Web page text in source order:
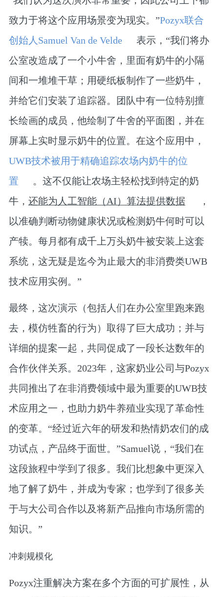
致力于将这个应用场景变为现实。”Pozyx联合
创始人Samuel Van de Velde
表示，“我们将办
公室改造成了一个小牛舍，里面有奶牛的小隔
间和一堆堆干草；用硬纸板制作了一些奶牛，
并给它们安装了追踪器。团队中有一位特别擅
长绘画的成员，他绘制了牛舍的平面图，并在
屏幕上实时显示奶牛的位置。在这个应用中，
UWB技术被用于精确追踪农场内奶牛的位
置
。这不仅能让农场主轻松找到特定的奶
牛， 还能为人工智能（AI）算法提供数据
，
以准确判断动物健康状况或检测奶牛何时可以
产犊。每月都有成千上万头奶牛被安装上这套
系统，这无疑是迄今为止最大的非消费类UWB
技术应用实例。”
最终，这次演示（包括人们在办公室里跑来跑
去，模仿牲畜的行为）取得了巨大成功；并与
详细的提案一起，共同促成了一段长达数年的
合作伙伴关系。2023年，这家奶业公司与Pozyx
共同推出了在非消费领域中最为重要的UWB技
术应用之一，也助力奶牛养殖业实现了革命性
的变革。“经过近六年的研发和热情奶农们的成
功试点，产品终于面世。”Samuel说，“我们在
这段旅程中学到了很多。我们比想象中更深入
地了解了奶牛，并成为专家；也学到了很多关
于与大公司合作以及将新产品推向市场所需的
知识。”
冲刺规模化
Pozyx注重解决方案在多个方面的可扩展性，从